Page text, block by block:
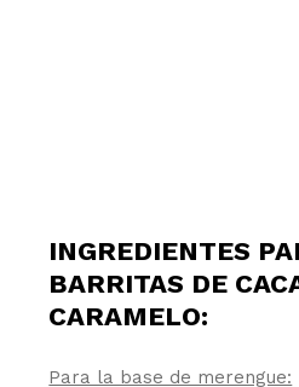
INGREDIENTES
BARRITAS DE
CARAMELO:
Para la base de merengue: